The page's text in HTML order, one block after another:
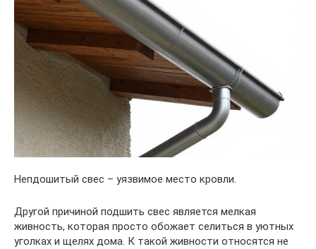
Непдошитый свес – уязвимое место кровли.
Другой причиной подшить свес является мелкая
живность, которая просто обожает селиться в уютных
уголках и щелях дома. К такой живности относятся не